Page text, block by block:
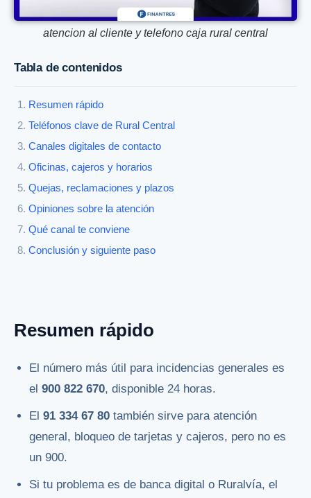
atencion al cliente y telefono caja rural central
Tabla de contenidos
Resumen rápido
Teléfonos clave de Rural Central
Canales digitales de contacto
Oficinas, cajeros y horarios
Quejas, reclamaciones y plazos
Opiniones sobre la atención
Qué canal te conviene
Conclusión y siguiente paso
Resumen rápido
El número más útil para incidencias generales es
el900 822 670, disponible 24 horas.
El91 334 67 80 también sirve para atención
general, bloqueo de tarjetas y cajeros, pero no es
un 900.
Si tu problema es de banca digital o Ruralvía, el